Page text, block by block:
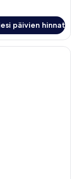
päivien hinnat